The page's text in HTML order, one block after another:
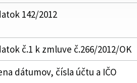
142/2012
č.1 k zmluve č.266/2012/OK
dátumov, čísla účtu a IČO